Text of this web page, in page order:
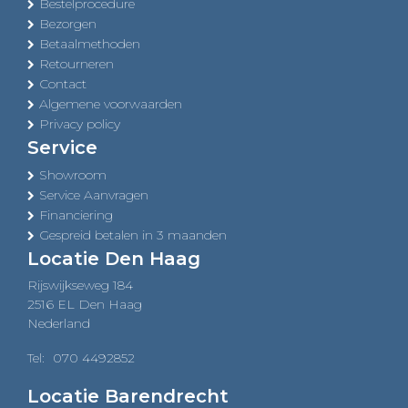
Bestelprocedure
Bezorgen
Betaalmethoden
Retourneren
Contact
Algemene voorwaarden
Privacy policy
Service
Showroom
Service Aanvragen
Financiering
Gespreid betalen in 3 maanden
Locatie Den Haag
Rijswijkseweg 184
2516 EL Den Haag
Nederland
Tel: 070 4492852
Locatie Barendrecht